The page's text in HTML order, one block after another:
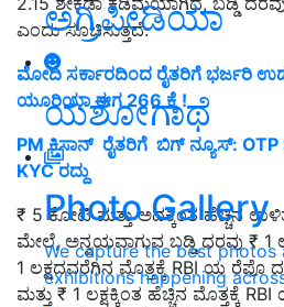
ಅಗ್ರಿಪೀಡಿಯಾ
ಯಶೋಗಾಥೆ
Photo Gallery
We capture the best photos
exhibitions happening
ಎಂದು ಸೂಚಿಸುತ್ತದೆ.
ಮೋದಿ ಸರ್ಕಾರದಿಂದ ರೈತರಿಗೆ ಭರ್ಜರಿ
ಯೂರಿಯಾ ಈಗ 266 ಕ್ಕೆ !
PM ಕಿಸಾನ್‌ ರೈತರಿಗೆ ಬಿಗ್‌ ನ್ಯೂಸ್‌:
KYC ರದ್ದು
₹ 5 ಕೋಟಿ ಮತ್ತು ಅದಕ್ಕಿಂತ ಹೆಚ್ಚಿನ
ಮೇಲೆ, ಅನ್ವಯವಾಗುವ ಬಡ್ಡಿ ದರವು ₹ 1
1 ಲಕ್ಷದವರೆಗಿನ ಮೊತ್ತಕ್ಕೆ RBI ಯ ರೆಪೊ
ಮತ್ತು ₹ 1 ಲಕ್ಷಕ್ಕಿಂತ ಹೆಚ್ಚಿನ ಮೊತ್ತಕ್ಕೆ